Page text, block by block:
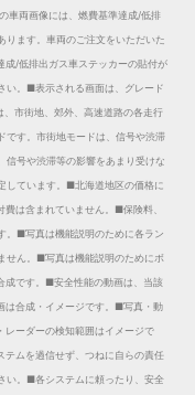
車両画像には、燃費基準達成/低排
ります。車両のご注文をいただいた
成/低排出ガス車ステッカーの貼付が
。 ■表示される画面は、グレード
市街地、郊外、高速道路の各走行
です。市街地モードは、信号や渋滞
信号や渋滞等の影響をあまり受けな
ています。 ■北海道地区の価格に
は含まれていません。 ■保険料、
■写真は機能説明のために各ラン
ん。 ■写真は機能説明のためにボ
です。 ■安全性能の動画は、当該
合成・イメージです。 ■写真・動
レーダーの検知範囲はイメージで
ムを過信せず、つねに自らの責任
。 ■各システムに頼ったり、安全